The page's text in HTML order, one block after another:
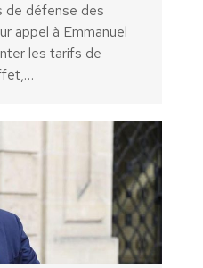
de défense des
appel à Emmanuel
les tarifs de